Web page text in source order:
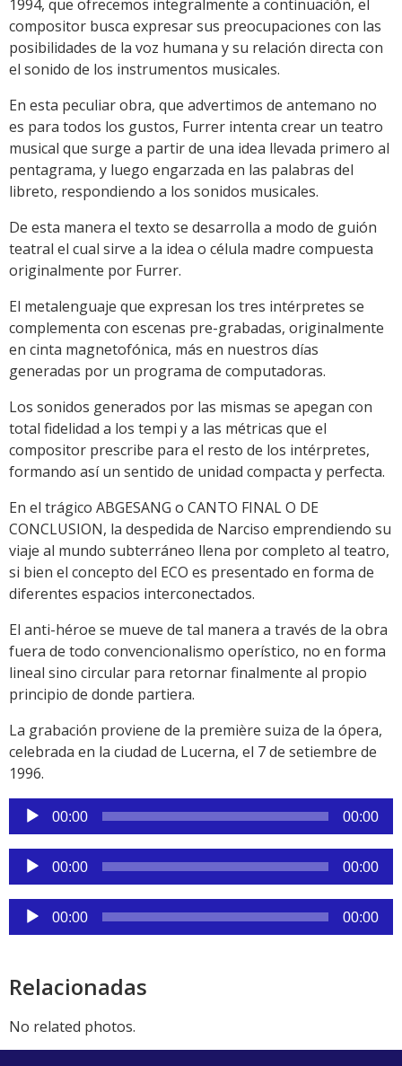
1994, que ofrecemos integralmente a continuación, el
compositor busca expresar sus preocupaciones con las
posibilidades de la voz humana y su relación directa con
el sonido de los instrumentos musicales.
En esta peculiar obra, que advertimos de antemano no
es para todos los gustos, Furrer intenta crear un teatro
musical que surge a partir de una idea llevada primero al
pentagrama, y luego engarzada en las palabras del
libreto, respondiendo a los sonidos musicales.
De esta manera el texto se desarrolla a modo de guión
teatral el cual sirve a la idea o célula madre compuesta
originalmente por Furrer.
El metalenguaje que expresan los tres intérpretes se
complementa con escenas pre-grabadas, originalmente
en cinta magnetofónica, más en nuestros días
generadas por un programa de computadoras.
Los sonidos generados por las mismas se apegan con
total fidelidad a los tempi y a las métricas que el
compositor prescribe para el resto de los intérpretes,
formando así un sentido de unidad compacta y perfecta.
En el trágico ABGESANG o CANTO FINAL O DE
CONCLUSION, la despedida de Narciso emprendiendo su
viaje al mundo subterráneo llena por completo al teatro,
si bien el concepto del ECO es presentado en forma de
diferentes espacios interconectados.
El anti-héroe se mueve de tal manera a través de la obra
fuera de todo convencionalismo operístico, no en forma
lineal sino circular para retornar finalmente al propio
principio de donde partiera.
La grabación proviene de la première suiza de la ópera,
celebrada en la ciudad de Lucerna, el 7 de setiembre de
1996.
Reproductor
de
audio
00:00 00:00
Reproductor
de
audio
00:00 00:00
Reproductor
de
00:00 00:00
Relacionadas
No related photos.